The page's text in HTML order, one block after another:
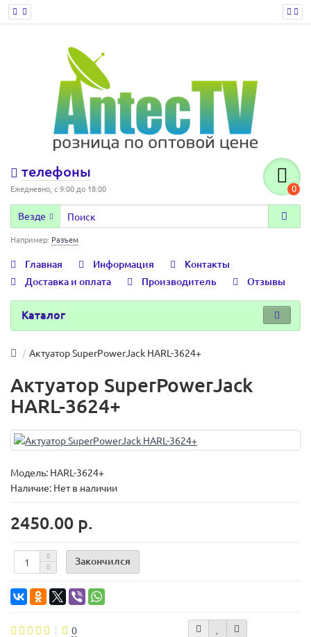
телефоны
Ежедневно, с 9:00 до 18:00 0
Везде
Например: Разъем
Главная Информация
Контакты
Доставка и оплата
Производитель Отзывы
Каталог
Актуатор SuperPowerJack HARL-3624+
Актуатор SuperPowerJack
HARL-3624+
Модель: HARL-3624+
Наличие: Нет в наличии
2450.00 р.
Закончился
0